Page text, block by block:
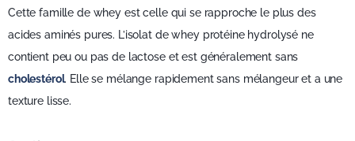
Cette famille de whey est celle qui se rapproche le plus des
acides aminés pures. L’isolat de whey protéine hydrolysé ne
contient peu ou pas de lactose et est généralement sans
cholestérol. Elle se mélange rapidement sans mélangeur et a une
texture lisse.